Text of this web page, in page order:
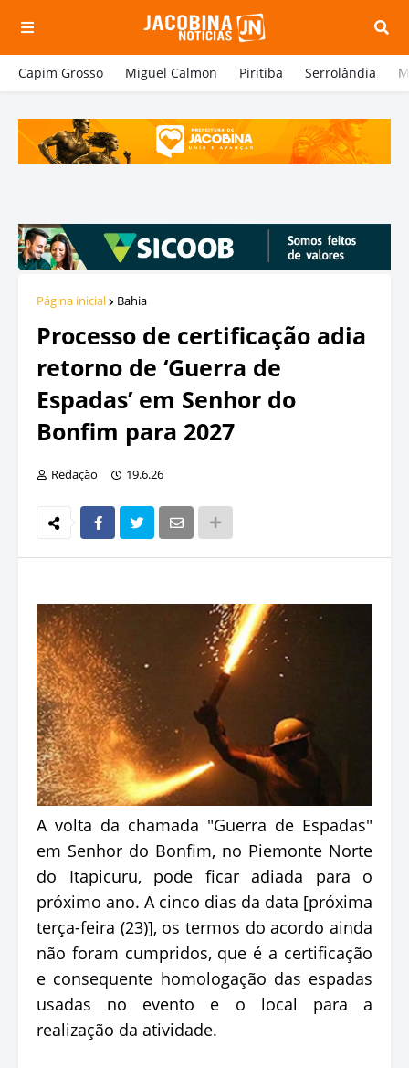
Capim Grosso Miguel Calmon Piritiba Serrolândia
Página inicial Bahia
Processo de certificação adia
retorno de ‘Guerra de
Espadas’ em Senhor do
Bonfim para 2027
Redação 19.6.26
A volta da chamada "Guerra de Espadas"
em Senhor do Bonfim, no Piemonte Norte
do Itapicuru, pode ficar adiada para o
próximo ano. A cinco dias da data [próxima
terça-feira (23)], os termos do acordo ainda
não foram cumpridos, que é a certificação
e consequente homologação das espadas
usadas no evento e o local para a
realização da atividade.